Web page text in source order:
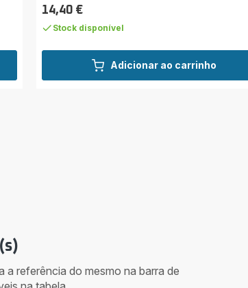
Adicionar ao carrinho
estrelas
Preço
14,40 €
Stock disponível
referência do mesmo na barra de